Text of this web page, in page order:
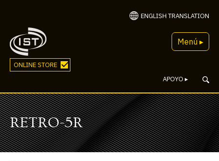
ENGLISH TRANSLATION
Menú ▸
ONLINE STORE
APOYO ▸
RETRO-5R